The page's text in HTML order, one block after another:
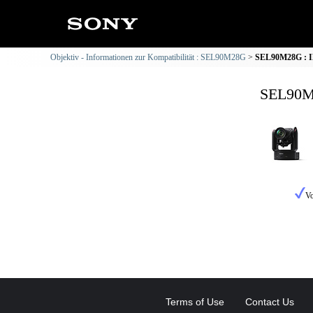
Objektiv - Informationen zur Kompatibilität : SEL90M28G SEL90M28G :
Terms of Use Contact Us